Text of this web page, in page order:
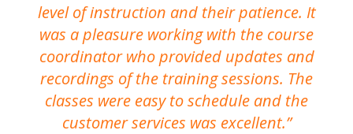
level of instruction and their patience. It
was a pleasure working with the course
coordinator who provided updates and
recordings of the training sessions. The
classes were easy to schedule and the
customer services was excellent.